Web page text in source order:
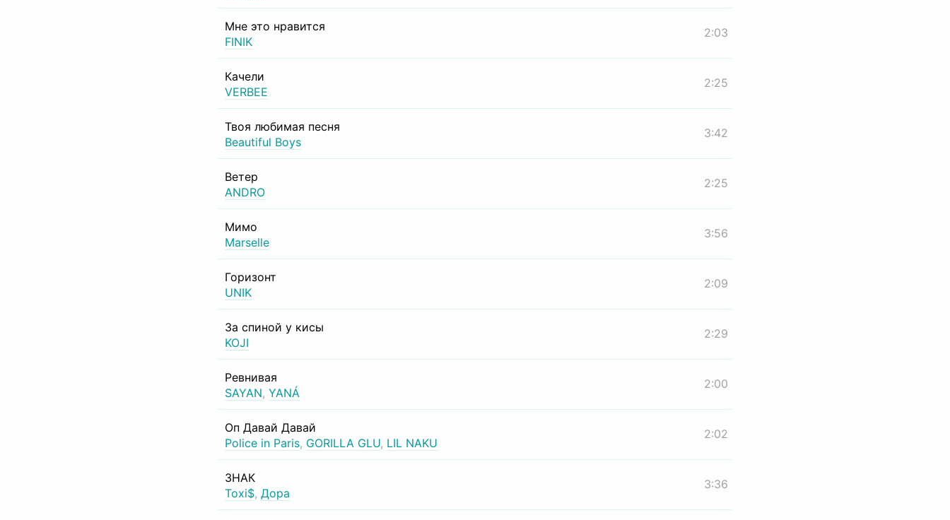
Мне это нравится
FINIK
2:03
Качели
VERBEE
2:25
Твоя любимая песня
Beautiful Boys
3:42
Ветер
ANDRO
2:25
Мимо
Marselle
3:56
Горизонт
UNIK
2:09
За спиной у кисы
KOJI
2:29
Ревнивая
SAYAN, YANÁ
2:00
Оп Давай Давай
Police in Paris, GORILLA GLU, LIL NAKU
2:02
ЗНАК
Toxi$, Дора
3:36